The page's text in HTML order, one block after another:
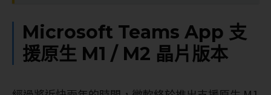
Microsoft Teams App 支
援原生 M1 / M2 晶片版本